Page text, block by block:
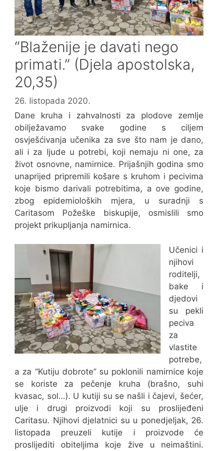
“Blaženije je davati nego
primati.” (Djela apostolska,
20,35)
26. listopada 2020.
Dane kruha i zahvalnosti za plodove zemlje
obilježavamo svake godine s ciljem
osvješćivanja učenika za sve što nam je dano,
ali i za ljude u potrebi, koji nemaju ni one, za
život osnovne, namirnice. Prijašnjih godina smo
unaprijed pripremili košare s kruhom i pecivima
koje bismo darivali potrebitima, a ove godine,
zbog epidemioloških mjera, u suradnji s
Caritasom Požeške biskupije, osmislili smo
projekt prikupljanja namirnica.
Učenici i
njihovi
roditelji,
bake i
djedovi
su pekli
peciva
za
vlastite
potrebe,
a za “Kutiju dobrote” su poklonili namirnice koje
se koriste za pečenje kruha (brašno, suhi
kvasac, sol…). U kutiji su se našli i čajevi, šećer,
ulje i drugi proizvodi koji su proslijeđeni
Caritasu. Njihovi djelatnici su u ponedjeljak, 26.
listopada preuzeli kutije i proizvode će
proslijediti obiteljima koje žive u neimaštini.